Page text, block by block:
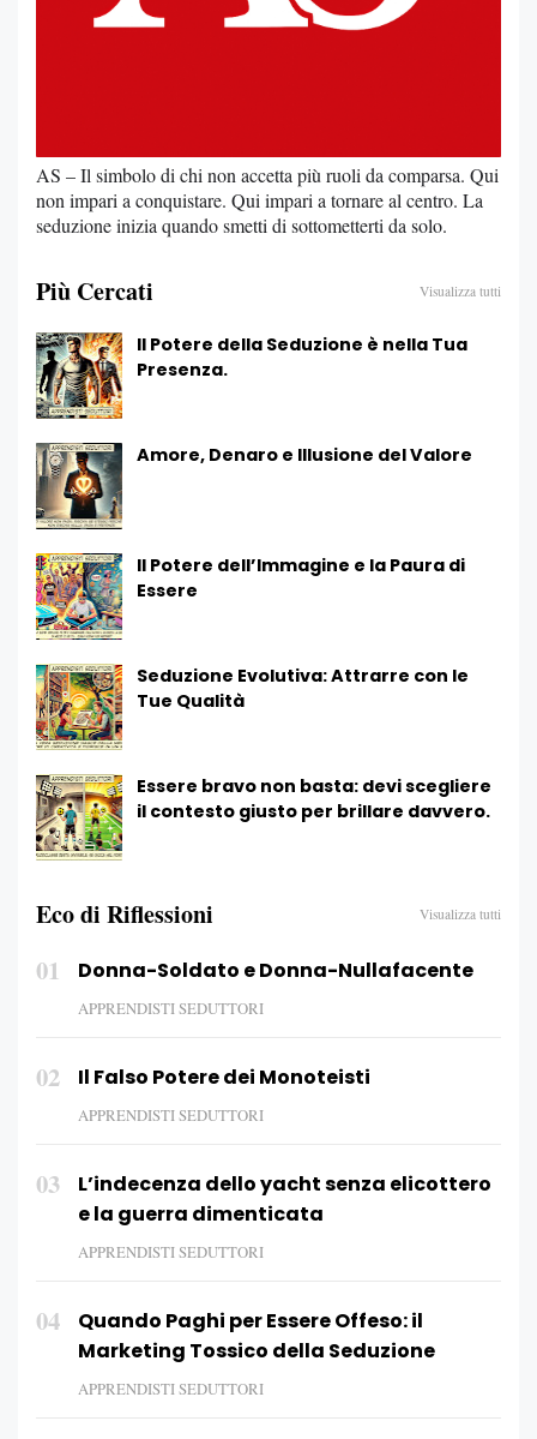
AS – Il simbolo di chi non accetta più ruoli da comparsa. Qui
non impari a conquistare. Qui impari a tornare al centro. La
seduzione inizia quando smetti di sottometterti da solo.
Più Cercati Visualizza tutti
Il Potere della Seduzione è nella Tua
Presenza.
Amore, Denaro e Illusione del Valore
Il Potere dell’Immagine e la Paura di
Essere
Seduzione Evolutiva: Attrarre con le
Tue Qualità
Essere bravo non basta: devi scegliere
il contesto giusto per brillare davvero.
Eco di Riflessioni Visualizza tutti
01 Donna-Soldato e Donna-Nullafacente
APPRENDISTI SEDUTTORI
02 Il Falso Potere dei Monoteisti
APPRENDISTI SEDUTTORI
03
L’indecenza dello yacht senza elicottero
e la guerra dimenticata
APPRENDISTI SEDUTTORI
04
Quando Paghi per Essere Offeso: il
Marketing Tossico della Seduzione
APPRENDISTI SEDUTTORI